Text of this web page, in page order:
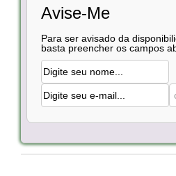
Avise-Me
Para ser avisado da
basta preencher os campos